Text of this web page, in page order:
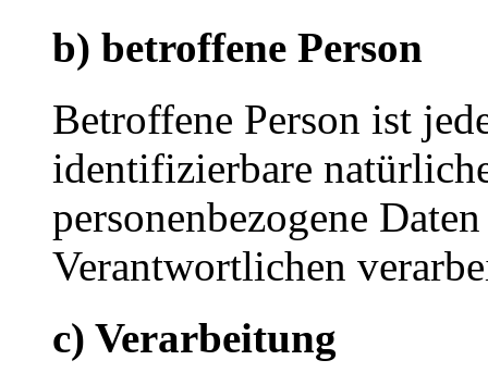
b) betroffene Person
Betroffene Person ist
identifizierbare
personenbezogene
Verantwortlichen
c) Verarbeitung